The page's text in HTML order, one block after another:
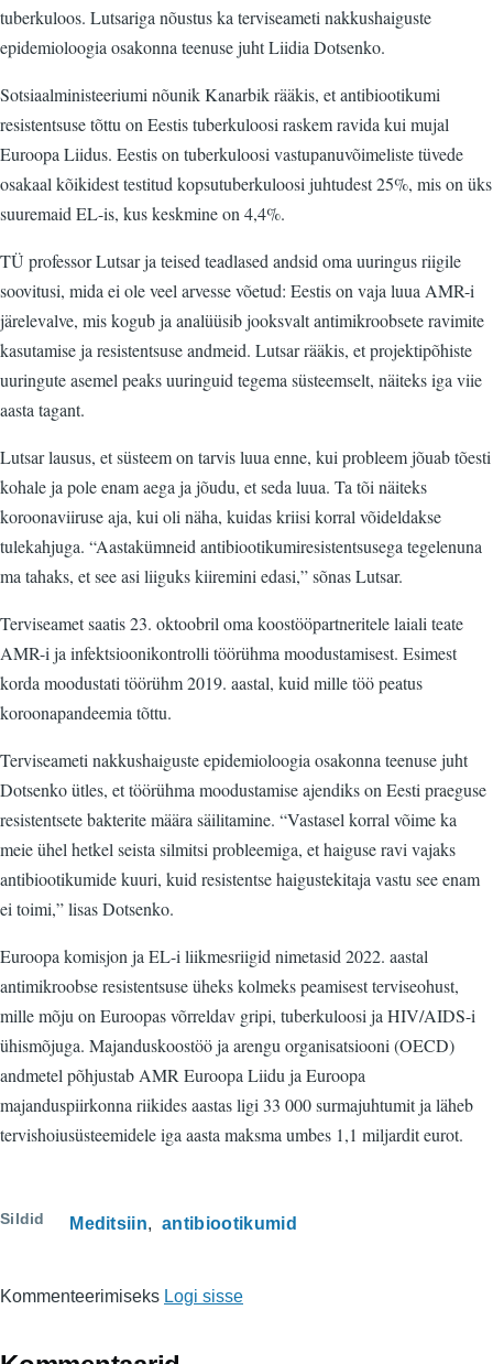
tuberkuloos. Lutsariga nõustus ka terviseameti nakkushaiguste
epidemioloogia osakonna teenuse juht Liidia Dotsenko.
Sotsiaalministeeriumi nõunik Kanarbik rääkis, et antibiootikumi
resistentsuse tõttu on Eestis tuberkuloosi raskem ravida kui mujal
Euroopa Liidus. Eestis on tuberkuloosi vastupanuvõimeliste tüvede
osakaal kõikidest testitud kopsutuberkuloosi juhtudest 25%, mis on üks
suuremaid EL-is, kus keskmine on 4,4%.
TÜ professor Lutsar ja teised teadlased andsid oma uuringus riigile
soovitusi, mida ei ole veel arvesse võetud: Eestis on vaja luua AMR-i
järelevalve, mis kogub ja analüüsib jooksvalt antimikroobsete ravimite
kasutamise ja resistentsuse andmeid. Lutsar rääkis, et projektipõhiste
uuringute asemel peaks uuringuid tegema süsteemselt, näiteks iga viie
aasta tagant.
Lutsar lausus, et süsteem on tarvis luua enne, kui probleem jõuab tõesti
kohale ja pole enam aega ja jõudu, et seda luua. Ta tõi näiteks
koroonaviiruse aja, kui oli näha, kuidas kriisi korral võideldakse
tulekahjuga. “Aastakümneid antibiootikumiresistentsusega tegelenuna
ma tahaks, et see asi liiguks kiiremini edasi,” sõnas Lutsar.
Terviseamet saatis 23. oktoobril oma koostööpartneritele laiali teate
AMR-i ja infektsioonikontrolli töörühma moodustamisest. Esimest
korda moodustati töörühm 2019. aastal, kuid mille töö peatus
koroonapandeemia tõttu.
Terviseameti nakkushaiguste epidemioloogia osakonna teenuse juht
Dotsenko ütles, et töörühma moodustamise ajendiks on Eesti praeguse
resistentsete bakterite määra säilitamine. “Vastasel korral võime ka
meie ühel hetkel seista silmitsi probleemiga, et haiguse ravi vajaks
antibiootikumide kuuri, kuid resistentse haigustekitaja vastu see enam
ei toimi,” lisas Dotsenko.
Euroopa komisjon ja EL-i liikmesriigid nimetasid 2022. aastal
antimikroobse resistentsuse üheks kolmeks peamisest terviseohust,
mille mõju on Euroopas võrreldav gripi, tuberkuloosi ja HIV/AIDS-i
ühismõjuga. Majanduskoostöö ja arengu organisatsiooni (OECD)
andmetel põhjustab AMR Euroopa Liidu ja Euroopa
majanduspiirkonna riikides aastas ligi 33 000 surmajuhtumit ja läheb
tervishoiusüsteemidele iga aasta maksma umbes 1,1 miljardit eurot.
Sildid Meditsiin antibiootikumid
Kommenteerimiseks Logi sisse